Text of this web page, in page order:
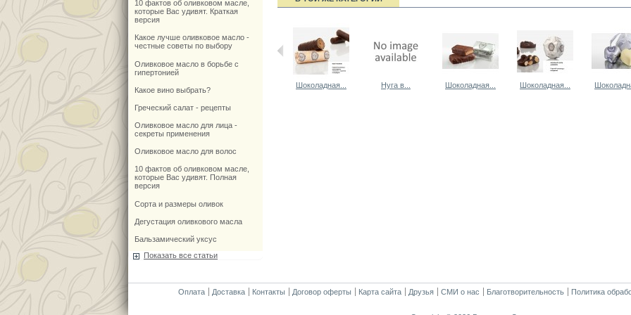
10 фактов об оливковом масле,
которые Вас удивят. Краткая
версия
Какое лучше оливковое масло -
честные советы по выбору
Оливковое масло в борьбе с
гипертонией
Какое вино выбрать?
Греческий салат - рецепты
Оливковое масло для лица -
секреты применения
Оливковое масло для волос
10 фактов об оливковом масле,
которые Вас удивят. Полная
версия
Сорта и размеры оливок
Дегустация оливкового масла
Бальзамический уксус
Показать все статьи
Шоколадная... Нуга в... Шоколадная... Шоколадная...
Оплата Доставка Контакты Договор оферты Карта сайта Друзья СМИ о нас Благотворительность Политика